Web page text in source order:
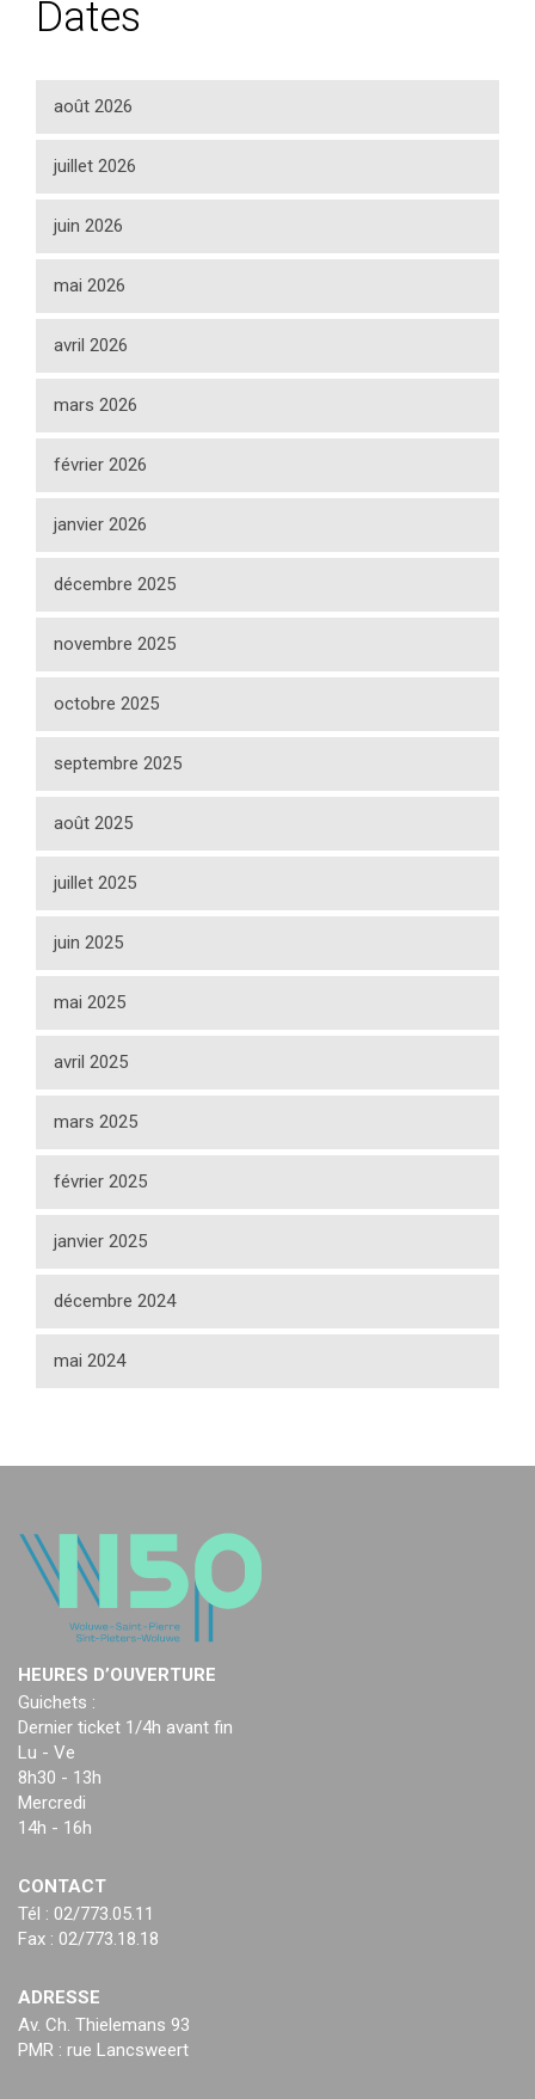
Dates
août 2026
juillet 2026
juin 2026
mai 2026
avril 2026
mars 2026
février 2026
janvier 2026
décembre 2025
novembre 2025
octobre 2025
septembre 2025
août 2025
juillet 2025
juin 2025
mai 2025
avril 2025
mars 2025
février 2025
janvier 2025
décembre 2024
mai 2024
HEURES D’OUVERTURE
Guichets :
Dernier ticket 1/4h avant fin
Lu - Ve
8h30 - 13h
Mercredi
14h - 16h
CONTACT
Tél : 02/773.05.11
Fax : 02/773.18.18
ADRESSE
Av. Ch. Thielemans 93
PMR : rue Lancsweert